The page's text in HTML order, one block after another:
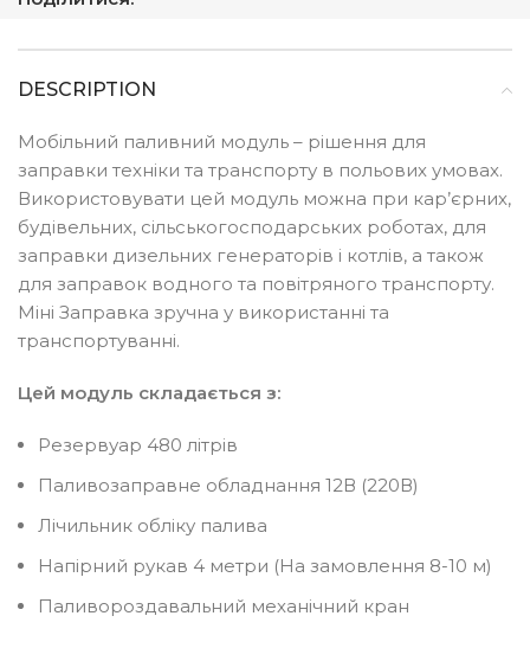
DESCRIPTION
Мобільний паливний модуль – рішення для
заправки техніки та транспорту в польових умовах.
Використовувати цей модуль можна при кар’єрних,
будівельних, сільськогосподарських роботах, для
заправки дизельних генераторів і котлів, а також
для заправок водного та повітряного транспорту.
Міні Заправка зручна у використанні та
транспортуванні.
Цей модуль складається з:
Резервуар 480 літрів
Паливозаправне обладнання 12В (220В)
Лічильник обліку палива
Напірний рукав 4 метри (На замовлення 8-10 м)
Паливороздавальний механічний кран